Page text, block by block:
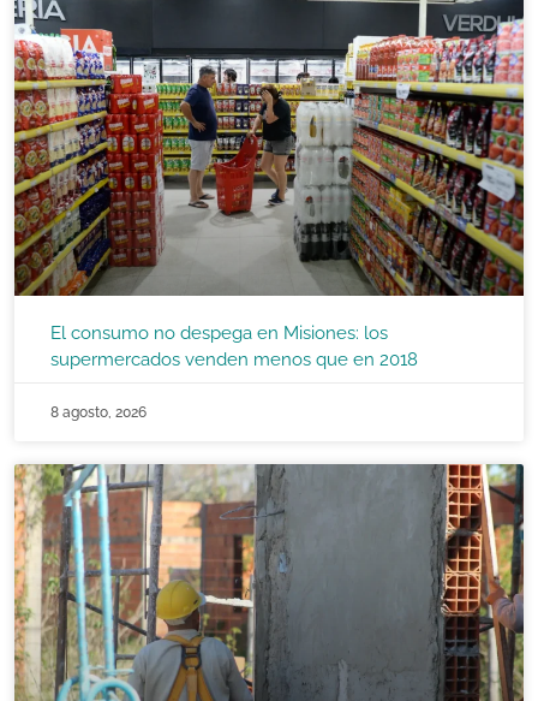
El consumo no despega en Misiones: los
supermercados venden menos que en 2018
8 agosto, 2026